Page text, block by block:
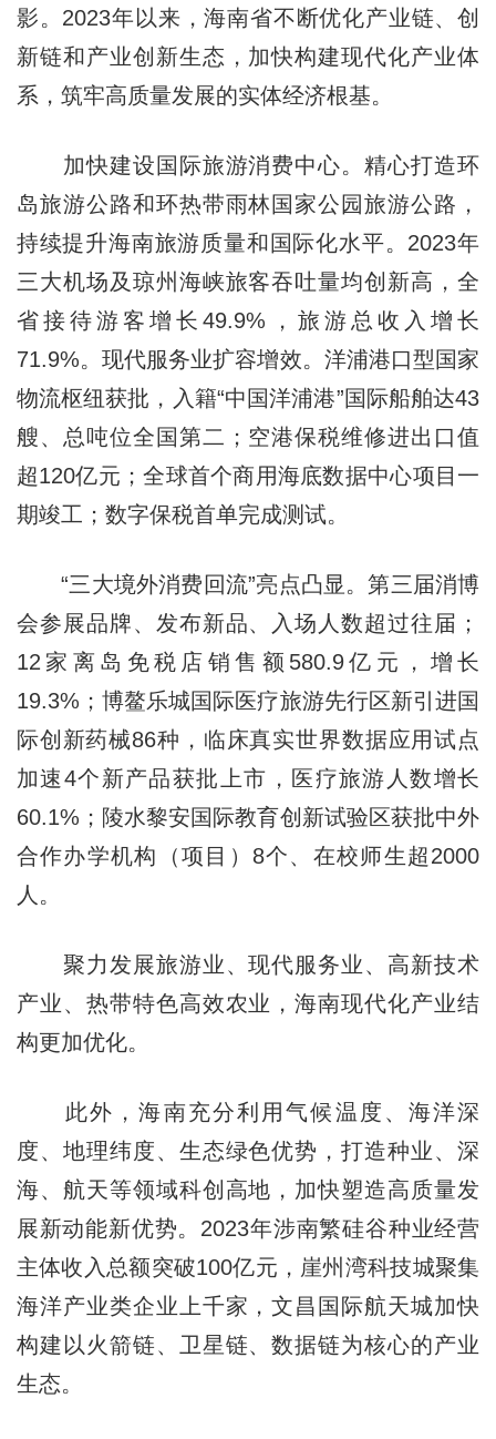
影。2023年以来，海南省不断优化产业链、创
新链和产业创新生态，加快构建现代化产业体
系，筑牢高质量发展的实体经济根基。
加快建设国际旅游消费中心。精心打造环
岛旅游公路和环热带雨林国家公园旅游公路，
持续提升海南旅游质量和国际化水平。2023年
三大机场及琼州海峡旅客吞吐量均创新高，全
省接待游客增长49.9%，旅游总收入增长
71.9%。现代服务业扩容增效。洋浦港口型国家
物流枢纽获批，入籍“中国洋浦港”国际船舶达43
艘、总吨位全国第二；空港保税维修进出口值
超120亿元；全球首个商用海底数据中心项目一
期竣工；数字保税首单完成测试。
“三大境外消费回流”亮点凸显。第三届消博
会参展品牌、发布新品、入场人数超过往届；
12家离岛免税店销售额580.9亿元，增长
19.3%；博鳌乐城国际医疗旅游先行区新引进国
际创新药械86种，临床真实世界数据应用试点
加速4个新产品获批上市，医疗旅游人数增长
60.1%；陵水黎安国际教育创新试验区获批中外
合作办学机构（项目）8个、在校师生超2000
人。
聚力发展旅游业、现代服务业、高新技术
产业、热带特色高效农业，海南现代化产业结
构更加优化。
此外，海南充分利用气候温度、海洋深
度、地理纬度、生态绿色优势，打造种业、深
海、航天等领域科创高地，加快塑造高质量发
展新动能新优势。2023年涉南繁硅谷种业经营
主体收入总额突破100亿元，崖州湾科技城聚集
海洋产业类企业上千家，文昌国际航天城加快
构建以火箭链、卫星链、数据链为核心的产业
生态。